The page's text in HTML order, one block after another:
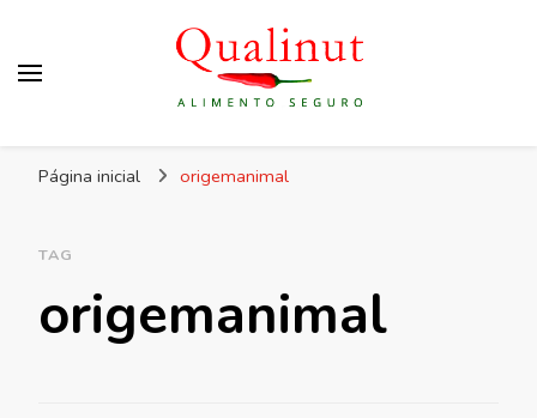
dos alimentos e rotulagem.
Página inicial origemanimal
TAG
origemanimal